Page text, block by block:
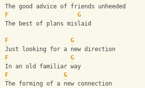
The good advice of friends unheeded
F
G
The best of plans mislaid
F
G
Just looking for a new direction
F
G
In an old familiar way
F
G
The forming of a new connection